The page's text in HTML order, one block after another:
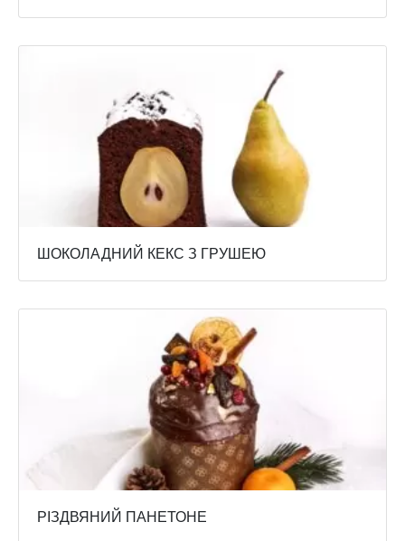
ШОКОЛАДНИЙ КЕКС З ГРУШЕЮ
РІЗДВЯНИЙ ПАНЕТОНЕ